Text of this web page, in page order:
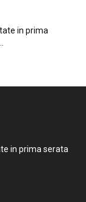
in prima
in prima serata